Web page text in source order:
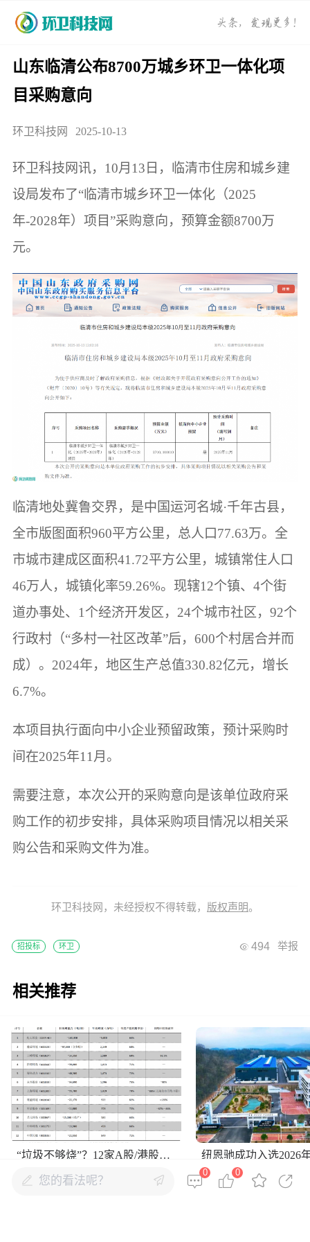
山东临清公布8700万城乡环卫一体化项
目采购意向
环卫科技网 2025-10-13
环卫科技网讯，10月13日，临清市住房和城乡建
设局发布了“临清市城乡环卫一体化（2025
年-2028年）项目”采购意向，预算金额8700万
元。
临清地处冀鲁交界，是中国运河名城·千年古县，
全市版图面积960平方公里，总人口77.63万。全
市城市建成区面积41.72平方公里，城镇常住人口
46万人，城镇化率59.26%。现辖12个镇、4个街
道办事处、1个经济开发区，24个城市社区，92个
行政村（“多村一社区改革”后，600个村居合并而
成）。2024年，地区生产总值330.82亿元，增长
6.7%。
本项目执行面向中小企业预留政策，预计采购时
间在2025年11月。
需要注意，本次公开的采购意向是该单位政府采
购工作的初步安排，具体采购项目情况以相关采
购公告和采购文件为准。
环卫科技网，未经授权不得转载， 版权声明。
招投标 环卫 举报
494
相关推荐
“垃圾不够烧”？12家A股/港股上市垃圾焚烧企业怎么看
您的看法呢？
0 0